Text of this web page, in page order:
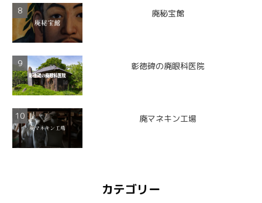
廃秘宝館
彰徳碑の廃眼科医院
廃マネキン工場
カテゴリー